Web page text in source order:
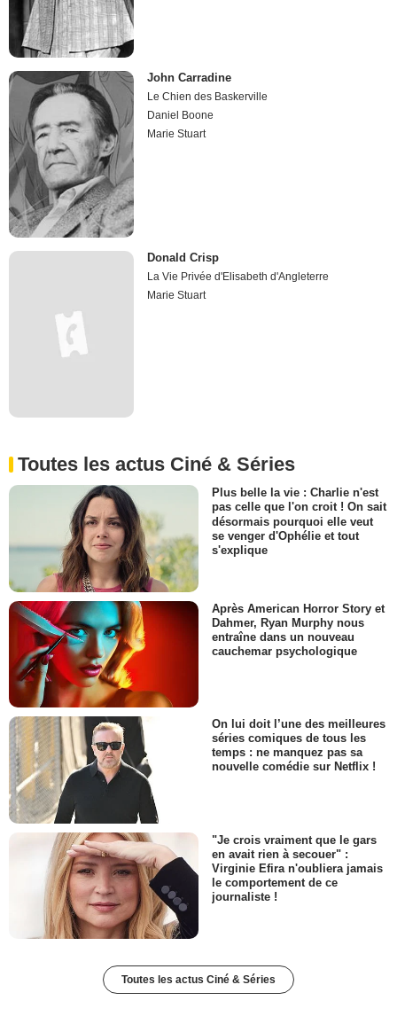
John Carradine
Le Chien des Baskerville
Daniel Boone
Marie Stuart
Donald Crisp
La Vie Privée d'Elisabeth d'Angleterre
Marie Stuart
Toutes les actus Ciné & Séries
Plus belle la vie : Charlie n'est
pas celle que l'on croit ! On sait
désormais pourquoi elle veut
se venger d'Ophélie et tout
s'explique
Après American Horror Story et
Dahmer, Ryan Murphy nous
entraîne dans un nouveau
cauchemar psychologique
On lui doit l’une des meilleures
séries comiques de tous les
temps : ne manquez pas sa
nouvelle comédie sur Netflix !
"Je crois vraiment que le gars
en avait rien à secouer" :
Virginie Efira n'oubliera jamais
le comportement de ce
journaliste !
Toutes les actus Ciné & Séries